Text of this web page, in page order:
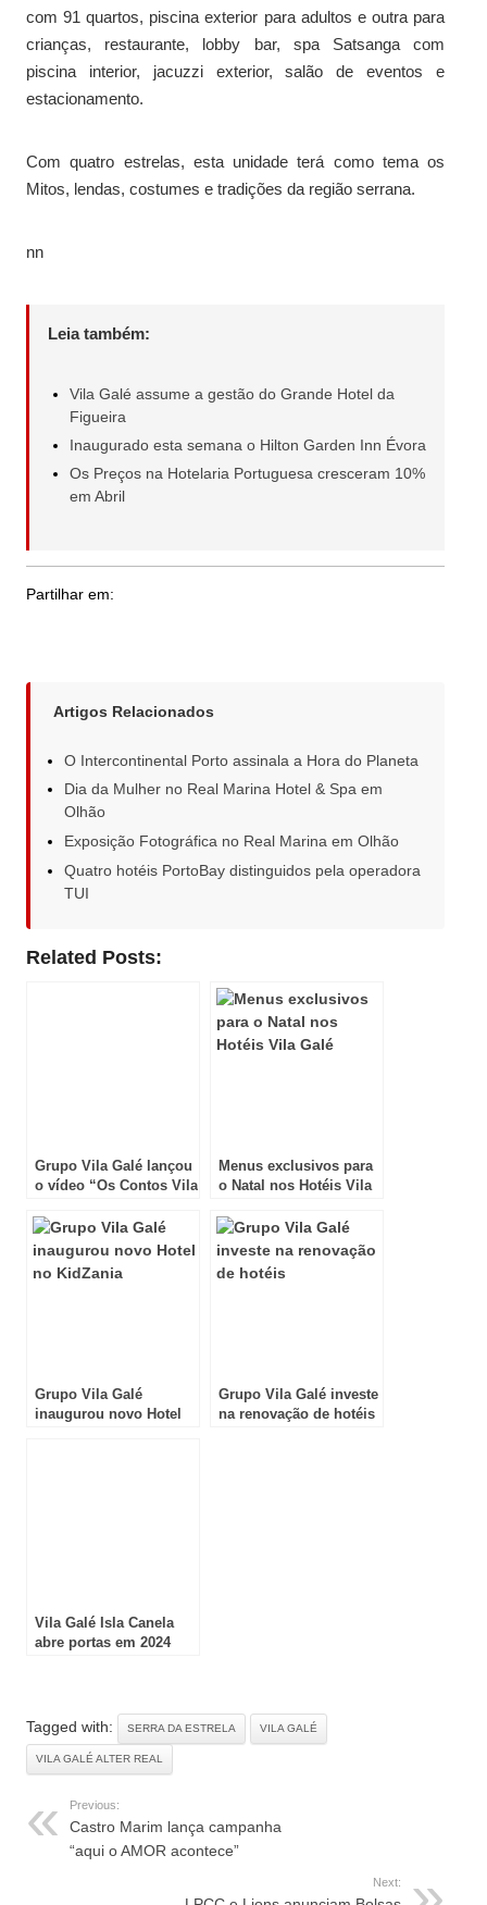
com 91 quartos, piscina exterior para adultos e outra para
crianças, restaurante, lobby bar, spa Satsanga com
piscina interior, jacuzzi exterior, salão de eventos e
estacionamento.
Com quatro estrelas, esta unidade terá como tema os
Mitos, lendas, costumes e tradições da região serrana.
nn
Leia também:
Vila Galé assume a gestão do Grande Hotel da
Figueira
Inaugurado esta semana o Hilton Garden Inn Évora
Os Preços na Hotelaria Portuguesa cresceram 10%
em Abril
Partilhar em:
Artigos Relacionados
O Intercontinental Porto assinala a Hora do Planeta
Dia da Mulher no Real Marina Hotel & Spa em
Olhão
Exposição Fotográfica no Real Marina em Olhão
Quatro hotéis PortoBay distinguidos pela operadora
TUI
Related Posts:
Grupo Vila Galé lançou
o vídeo “Os Contos Vila
Menus exclusivos para
o Natal nos Hotéis Vila
Grupo Vila Galé
inaugurou novo Hotel
Grupo Vila Galé investe
na renovação de hotéis
Vila Galé Isla Canela
abre portas em 2024
Tagged with: SERRA DA ESTRELA VILA GALÉ
VILA GALÉ ALTER REAL
Previous:
Castro Marim lança campanha
“aqui o AMOR acontece”
Next: